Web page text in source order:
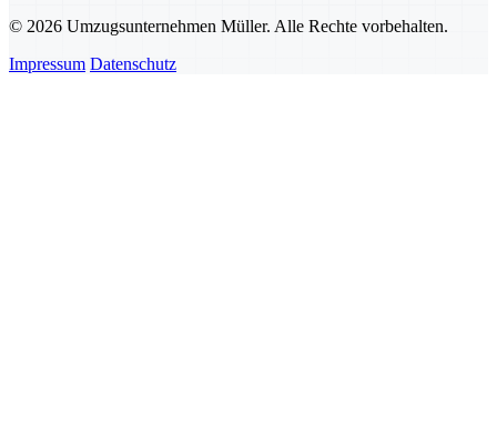
© 2026 Umzugsunternehmen Müller. Alle Rechte vorbehalten.
Impressum Datenschutz